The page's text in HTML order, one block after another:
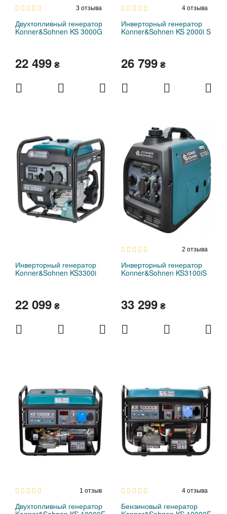
3 отзыва
Двухтопливный генератор
Konner&Sohnen KS 3000G
22 499₴
4 отзыва
Инверторный генератор
Konner&Sohnen KS 2000i S
26 799₴
Инверторный генератор
Konner&Sohnen KS3300i
22 099₴
2 отзыва
Инверторный генератор
Konner&Sohnen KS3100iS
33 299₴
1 отзыв
Двухтопливный генератор
4 отзыва
Бензиновый генератор